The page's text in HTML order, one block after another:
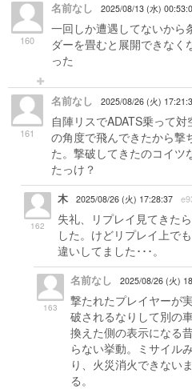
160
名前なし 2025/08/13 (水)
一回しか遭遇してないから
ダーを畳むと展開できなく
った
161
名前なし 2025/08/26 (火)
自陣リスでADATS乗って
の角度で飛んできたから撃
た。撃破してきたのコイツ
たっけ？
162
木 2025/08/26 (火) 17:28:37
失礼、リプレイ見てきた
した。けどリプレイ上で
違いしてました･･･。
163
名前なし 2025/08/26 (火)
撃たれたプレイヤーが
破されるなりして別の
換えた側の表示になる
らない挙動。ミサイル
り、火災消火できない
る。